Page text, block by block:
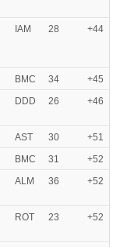
IAM 28 +44
BMC 34
+45
DDD 26 +46
AST 30
+51
BMC 31
+52
ALM 36 +52
ROT 23 +52